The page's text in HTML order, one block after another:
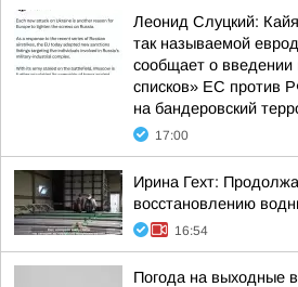
Леонид Слуцкий:
так называемой
сообщает о введении
списков» ЕС против
на бандеровский
17:00
Ирина Гехт:
восстановлению
16:54
Погода на выходные